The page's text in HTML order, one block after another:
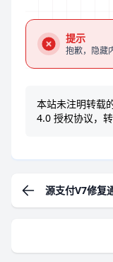
提示
抱歉，隐藏
本站未注明转载
4.0 授权协议，
源支付V7修复